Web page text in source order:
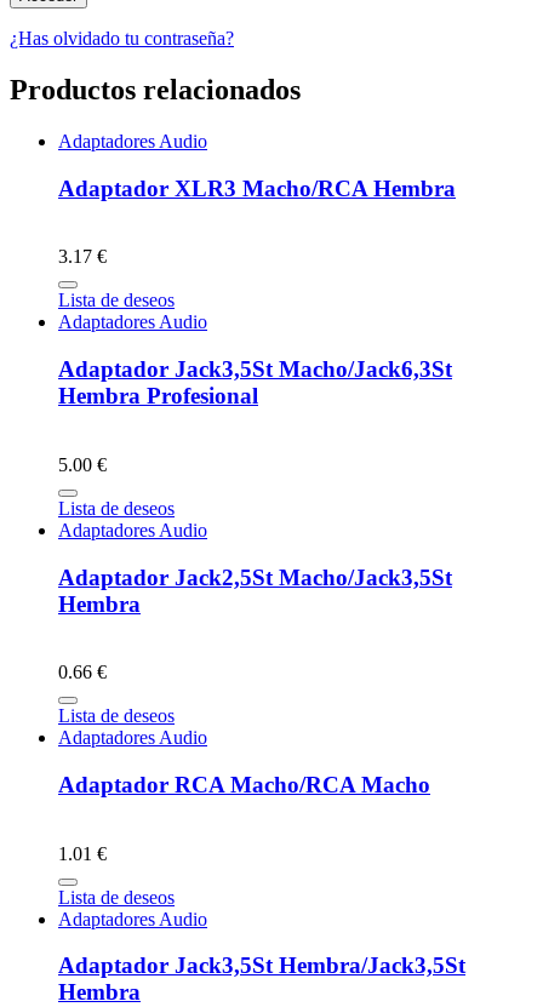
¿Has olvidado tu contraseña?
Productos relacionados
Adaptadores Audio
Adaptador XLR3 Macho/RCA Hembra
3.17 €
Lista de deseos
Adaptadores Audio
Adaptador Jack3,5St Macho/Jack6,3St
Hembra Profesional
5.00 €
Lista de deseos
Adaptadores Audio
Adaptador Jack2,5St Macho/Jack3,5St
Hembra
0.66 €
Lista de deseos
Adaptadores Audio
Adaptador RCA Macho/RCA Macho
1.01 €
Lista de deseos
Adaptadores Audio
Adaptador Jack3,5St Hembra/Jack3,5St
Hembra